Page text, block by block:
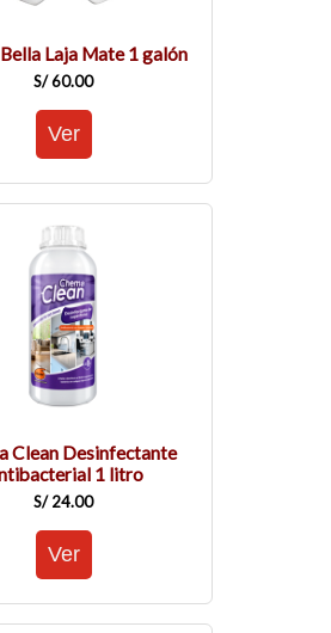
Laja Mate 1 galón
S/ 60.00
Clean Desinfectante
1 litro
S/ 24.00